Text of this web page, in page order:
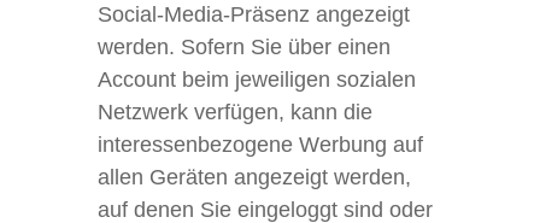
Social-Media-Präsenz angezeigt
werden. Sofern Sie über einen
Account beim jeweiligen sozialen
Netzwerk verfügen, kann die
interessenbezogene Werbung auf
allen Geräten angezeigt werden,
auf denen Sie eingeloggt sind oder